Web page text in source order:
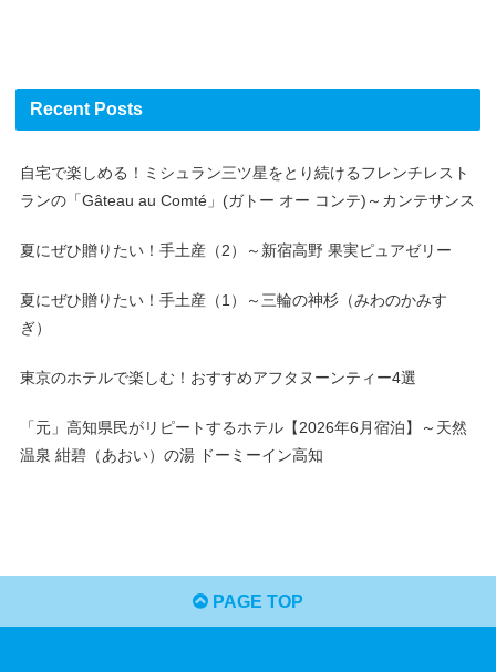
Recent Posts
自宅で楽しめる！ミシュラン三ツ星をとり続けるフレンチレスト
ランの「Gâteau au Comté」(ガトー オー コンテ)～カンテサンス
夏にぜひ贈りたい！手土産（2）～新宿高野 果実ピュアゼリー
夏にぜひ贈りたい！手土産（1）～三輪の神杉（みわのかみす
ぎ）
東京のホテルで楽しむ！おすすめアフタヌーンティー4選
「元」高知県民がリピートするホテル【2026年6月宿泊】～天然
温泉 紺碧（あおい）の湯 ドーミーイン高知
PAGE TOP